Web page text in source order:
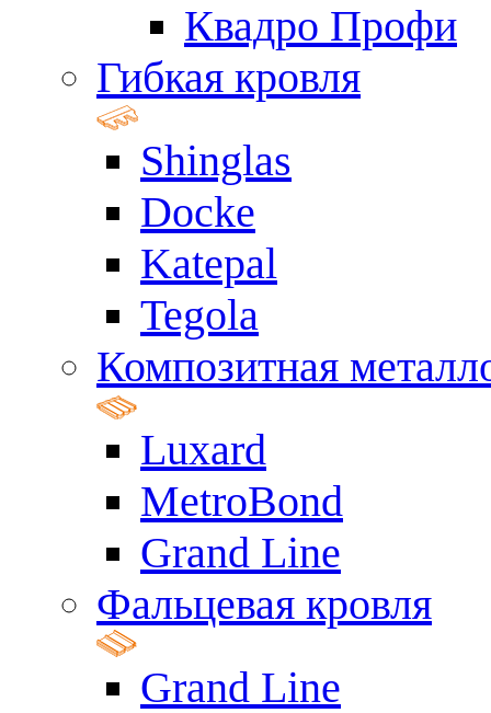
Квадро Профи
Гибкая кровля
Shinglas
Docke
Katepal
Tegola
Композитная
Luxard
MetroBond
Grand Line
Фальцевая кровля
Grand Line